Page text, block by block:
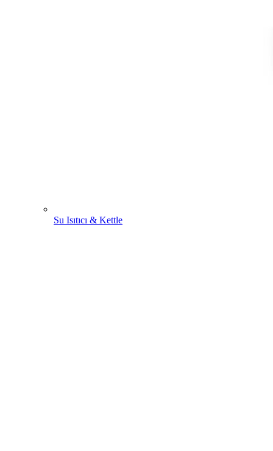
Su Isıtıcı & Kettle